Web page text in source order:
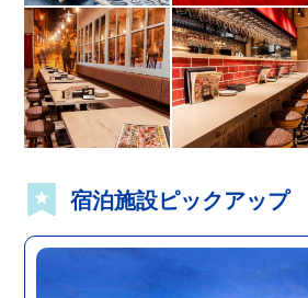
宿泊施設ピックアップ